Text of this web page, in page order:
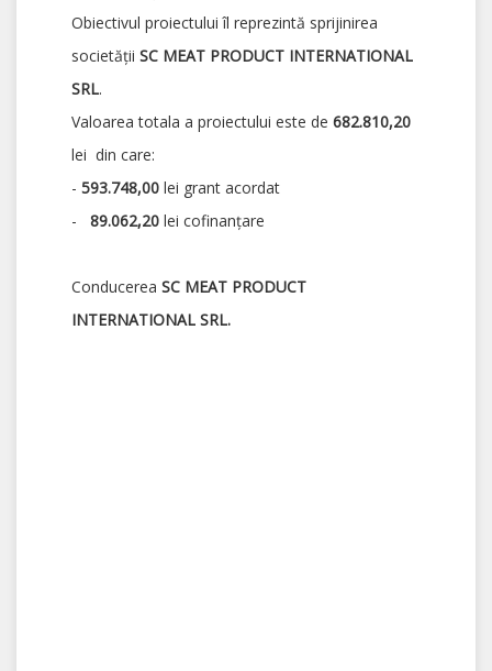
Obiectivul proiectului îl reprezintă sprijinirea
societății SC MEAT PRODUCT INTERNATIONAL
SRL.
Valoarea totala a proiectului este de 682.810,20
lei din care:
- 593.748,00 lei grant acordat
- 89.062,20 lei cofinanțare
Conducerea SC MEAT PRODUCT
INTERNATIONAL SRL.